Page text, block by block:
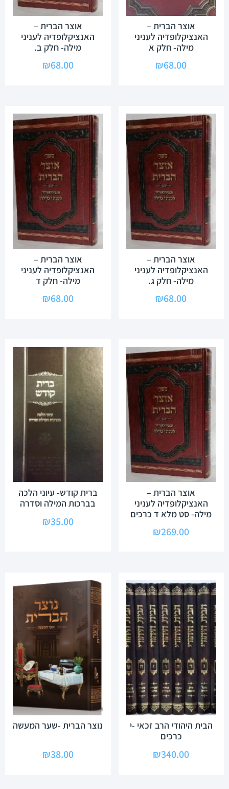
אוצר הברית –
האנציקלופדיה לעניני
מילה- חלק א
₪68.00
אוצר הברית –
האנציקלופדיה לעניני
מילה- חלק ב.
₪68.00
אוצר הברית –
האנציקלופדיה לעניני
מילה- חלק ג.
₪68.00
אוצר הברית –
האנציקלופדיה לעניני
מילה- חלק ד
₪68.00
אוצר הברית –
האנציקלופדיה לעניני
מילה- סט מלא ד כרכים
₪269.00
ברית קודש- עיוני הלכה
בברכות המילה וסדרה
₪35.00
הבית היהודי הרב זכאי -י
כרכים
₪340.00
נוצר הברית -שער המעשה
₪38.00